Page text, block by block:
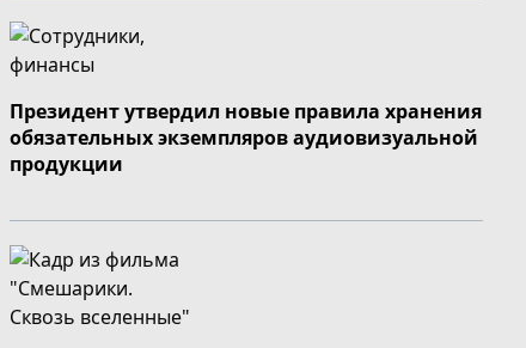
Президент утвердил новые правила хранения
обязательных экземпляров аудиовизуальной
продукции